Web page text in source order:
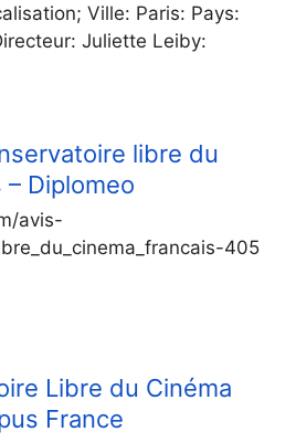
Ville: Paris: Pays:
Juliette Leiby:
libre du
Diplomeo
avis-
405
Libre du Cinéma
France